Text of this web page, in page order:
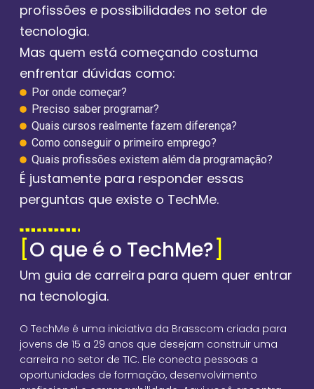
profissões e possibilidades no setor de
tecnologia.
Mas quem está começando costuma
enfrentar dúvidas como:
Por onde começar?
Preciso saber programar?
Quais cursos realmente fazem diferença?
Como conseguir o primeiro emprego?
Quais profissões existem além da programação?
É justamente para responder essas
perguntas que existe o TechMe.
O que é o TechMe?
Um guia de carreira para quem quer entrar
na tecnologia.
O TechMe é uma iniciativa da Brasscom criada para
jovens de 15 a 29 anos que desejam construir uma
carreira no setor de TIC. Ele conecta pessoas a
oportunidades de formação, desenvolvimento